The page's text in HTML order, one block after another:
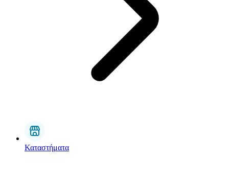
Καταστήματα